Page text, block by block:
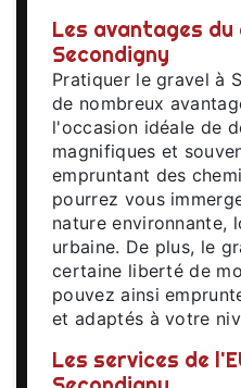
Les avantages du
Secondigny
Pratiquer le gravel à
de nombreux
l'occasion idéale de
magnifiques et
empruntant des
pourrez vous
nature environnante,
urbaine. De plus, le
certaine liberté de
pouvez ainsi
et adaptés à votre
Les services de